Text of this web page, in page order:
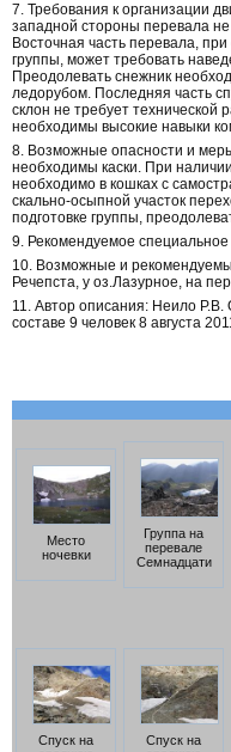
7. Требования к организации
западной стороны перевала
Восточная часть перевала,
группы, может требовать
Преодолевать снежник
ледорубом. Последняя часть
склон не требует технической
необходимы высокие навыки
8. Возможные опасности и
необходимы каски. При
необходимо в кошках с
скально-осыпной участок
подготовке группы,
9. Рекомендуемое
10. Возможные и
Речепста, у оз.Лазурное, на
11. Автор описания: Неило
составе 9 человек 8 августа
Место
ночевки
Группа на
перевале
Семнадцати
Спуск на
Спуск на